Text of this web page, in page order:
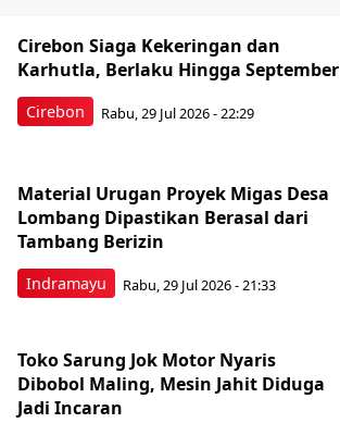
Cirebon
Cirebon Siaga Kekeringan dan
Karhutla, Berlaku Hingga September
Rabu, 29 Jul 2026 - 22:29
Indramayu
Material Urugan Proyek Migas Desa
Lombang Dipastikan Berasal dari
Tambang Berizin
Rabu, 29 Jul 2026 - 21:33
Toko Sarung Jok Motor Nyaris
Dibobol Maling, Mesin Jahit Diduga
Jadi Incaran